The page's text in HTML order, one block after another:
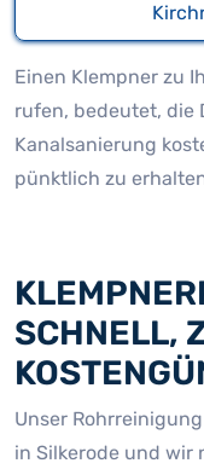
Einen Klempner zu
rufen, bedeutet, die
Kanalsanierung
pünktlich zu
SCHNELL,
Unser
in Silkerode und wir